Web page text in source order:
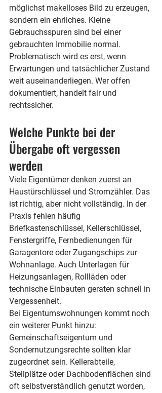
möglichst makelloses Bild zu erzeugen,
sondern ein ehrliches. Kleine
Gebrauchsspuren sind bei einer
gebrauchten Immobilie normal.
Problematisch wird es erst, wenn
Erwartungen und tatsächlicher Zustand
weit auseinanderliegen. Wer offen
dokumentiert, handelt fair und
rechtssicher.
Welche Punkte bei der
Übergabe oft vergessen
werden
Viele Eigentümer denken zuerst an
Haustürschlüssel und Stromzähler. Das
ist richtig, aber nicht vollständig. In der
Praxis fehlen häufig
Briefkastenschlüssel, Kellerschlüssel,
Fenstergriffe, Fernbedienungen für
Garagentore oder Zugangschips zur
Wohnanlage. Auch Unterlagen für
Heizungsanlagen, Rollläden oder
technische Einbauten geraten schnell in
Vergessenheit.
Bei Eigentumswohnungen kommt noch
ein weiterer Punkt hinzu:
Gemeinschaftseigentum und
Sondernutzungsrechte sollten klar
zugeordnet sein. Kellerabteile,
Stellplätze oder Dachbodenflächen sind
oft selbstverständlich genutzt worden,